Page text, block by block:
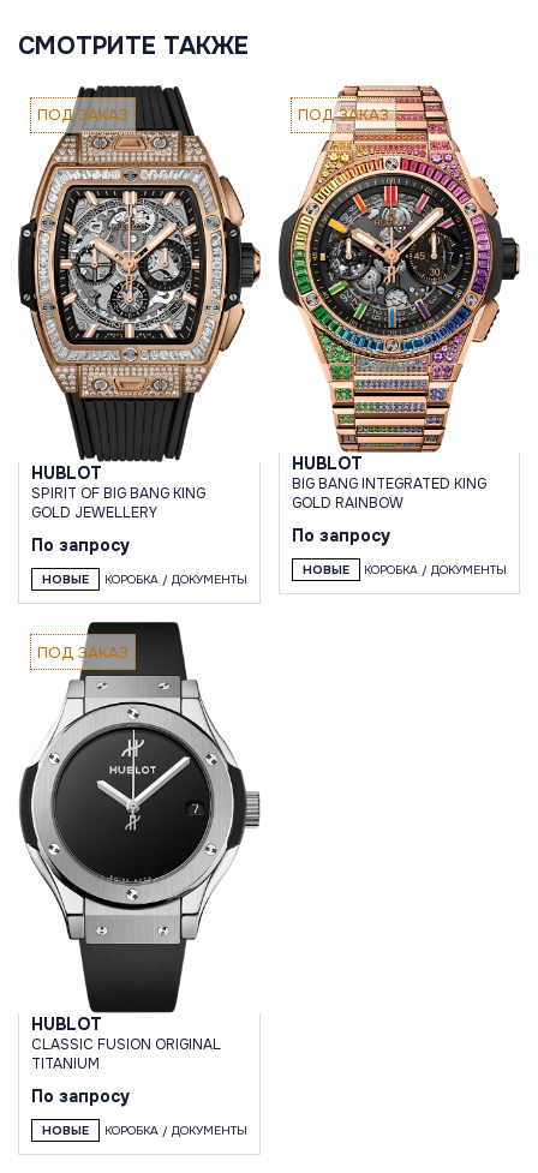
СМОТРИТЕ ТАКЖЕ
ПОД ЗАКАЗ
HUBLOT
SPIRIT OF BIG BANG KING
GOLD JEWELLERY
По запросу
НОВЫЕ КОРОБКА / ДОКУМЕНТЫ
ПОД ЗАКАЗ
HUBLOT
BIG BANG INTEGRATED KING
GOLD RAINBOW
По запросу
НОВЫЕ КОРОБКА / ДОКУМЕНТЫ
ПОД ЗАКАЗ
HUBLOT
CLASSIC FUSION ORIGINAL
TITANIUM
По запросу
НОВЫЕ КОРОБКА / ДОКУМЕНТЫ